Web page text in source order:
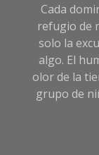
Cada
refugio de
solo la
algo. El
olor de la
grupo de